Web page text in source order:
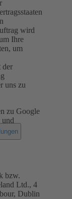
wird
Ihre
um
der
uns zu
zu Google
und
bzw.
Ltd., 4
Dublin